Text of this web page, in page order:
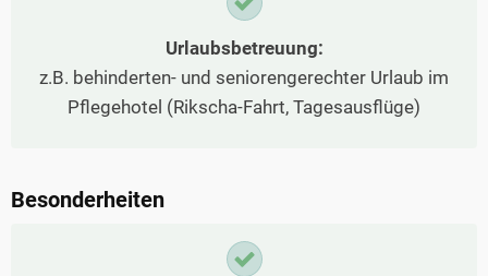
Urlaubsbetreuung:
z.B. behinderten- und seniorengerechter Urlaub im
Pflegehotel (Rikscha-Fahrt, Tagesausflüge)
Besonderheiten